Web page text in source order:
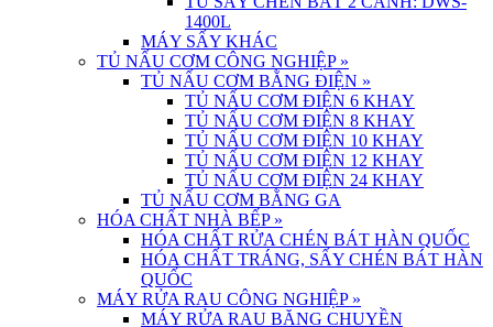
1400L
MÁY SẤY KHÁC
TỦ NẤU CƠM CÔNG NGHIỆP »
TỦ NẤU CƠM BẰNG ĐIỆN »
TỦ NẤU CƠM ĐIỆN 6 KHAY
TỦ NẤU CƠM ĐIỆN 8 KHAY
TỦ NẤU CƠM ĐIỆN 10 KHAY
TỦ NẤU CƠM ĐIỆN 12 KHAY
TỦ NẤU CƠM ĐIỆN 24 KHAY
TỦ NẤU CƠM BẰNG GA
HÓA CHẤT NHÀ BẾP »
HÓA CHẤT RỬA CHÉN BÁT HÀN QUỐC
HÓA CHẤT TRÁNG, SẤY CHÉN BÁT HÀN
QUỐC
MÁY RỬA RAU CÔNG NGHIỆP »
MÁY RỬA RAU BĂNG CHUYỀN